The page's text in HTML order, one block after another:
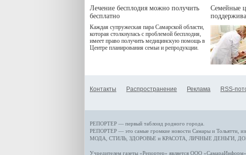
Лечение бесплодия можно получить
бесплатно
Каждая супружеская пара Самарской области,
которая столкнулась с проблемой бесплодия,
имеет право получить медицинскую помощь в
Центре планирования семьи и репродукции.
Семейные
Контакты Распространение Реклама RSS-
РЕПОРТЕР — первый таблоид родного города.
РЕПОРТЕР — это самые громкие новости Самары и Тольятти,
МОДА, СТИЛЬ ЗДОРОВЬЕ и КРАСОТА ЛИЧНЫЕ ДЕНЬГИ
Учредителем газеты «Репортер» является ООО «СамараИнформ»